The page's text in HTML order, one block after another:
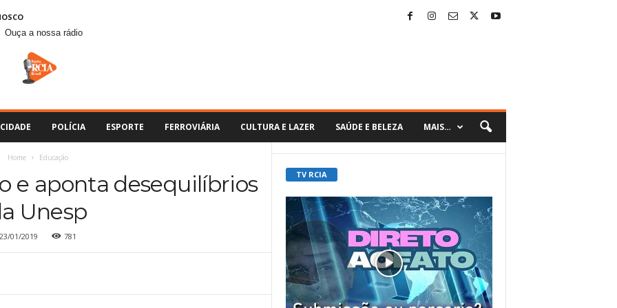
Ouça a nossa rádio
CIDADE POLÍCIA ESPORTE FERROVIÁRIA CULTURA E LAZER SAÚDE E BELEZA MAIS…
Home Educação
e aponta desequilíbrios
Unesp
23/01/2019 781
TV RCIA